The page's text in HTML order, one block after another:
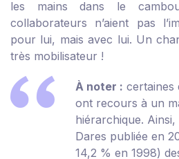
les mains dans le
collaborateurs n’aient pas
pour lui, mais avec lui. Un
très mobilisateur !
À noter : certaines
ont recours à un
hiérarchique.
Dares publiée en
14,2 % en 1998)